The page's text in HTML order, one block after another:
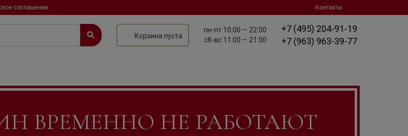
соглашение Контакты
Корзина пуста
пн-пт 10:00 — 22:00
сб-вс 11:00 — 21:00
+7 (495) 204-91-19
+7 (963) 963-39-77
ВРЕМЕННО НЕ РАБОТАЮТ